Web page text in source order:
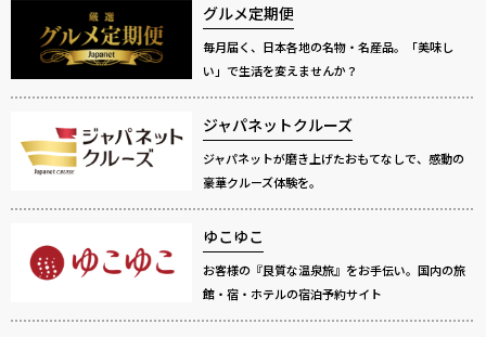
グルメ定期便
毎月届く、日本各地の名物・名産品。「美味し
い」で生活を変えませんか？
ジャパネットクルーズ
ジャパネットが磨き上げたおもてなしで、感動の
豪華クルーズ体験を。
ゆこゆこ
お客様の『良質な温泉旅』をお手伝い。国内の旅
館・宿・ホテルの宿泊予約サイト